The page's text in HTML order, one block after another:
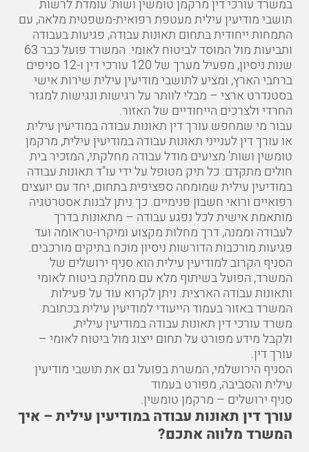
במשרד עורכי דין מרקמן טומשין ושות' עומדת לרשות
תושבי מודיעין עילית מעטפת רפואית-משפטית מלאה, עם
התמחות ייחודית בתחום תאונות עבודה, פגיעות בעבודה
ותביעות מול המוסד לביטוח לאומי. המשרד פועל כבר 63
שנות ניסיון, מפעיל מערך של 120 עורכי דין ו-12 סניפים
ברחבי הארץ, ומציע לתושבי מודיעין עילית שירות אישי
בסטנדרט ארצי – מבלי לוותר על רגישות ונגישות למגזר
החרדי ולצרכים הייחודיים של האזור.
עבור מי שמחפש עורך דין תאונות עבודה במודיעין עילית
או עורך דין לענייני תאונות עבודה במודיעין עילית, מרקמן
טומשין ושות' מציעים מודל עבודה מחלקתי, המזכיר בית
חולים מתקדם: כל תיק מטופל על ידי עו"ד תאונות עבודה
במודיעין עילית שמומחה ספציפית בתחום, יחד עם יועצים
רפואיים ורואי חשבון פנימיים. כך ניתן לבנות אסטרטגיה
מותאמת אישית לכל נפגע עבודה – מתאונות בדרך
לעבודה וממנה, דרך מחלות מקצוע ומיקרו-טראומה ועד
פגיעות מורכבות הדורשות ניסיון מוכח בתיקים מורכבים.
הסניף הקרוב למודיעין עילית הוא סניף ירושלים של
המשרד, הפועל בשיתוף מלא עם מחלקת ביטוח לאומי
ותאונות עבודה הארצית. ניתן לקרוא עוד על פעילות
המשרד באזור בעמוד הייעודי למודיעין עילית בכתובת
משרד עורכי דין תאונות עבודה במודיעין עילית,
ולקבל מידע מפורט על תחום ייצוג מול ביטוח לאומי –
עורך דין.
הסניף הירושלמי, המשרת בפועל גם את תושבי מודיעין
עילית והסביבה, מפורט בעמוד
סניף ירושלים – מרקמן טומשין.
עורך דין תאונות עבודה במודיעין עילית – איך
המשרד מלווה אתכם?